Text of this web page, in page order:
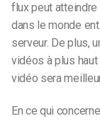
flux peut
dans le monde
serveur. De plus,
vidéos à plus
vidéo sera
En ce qui